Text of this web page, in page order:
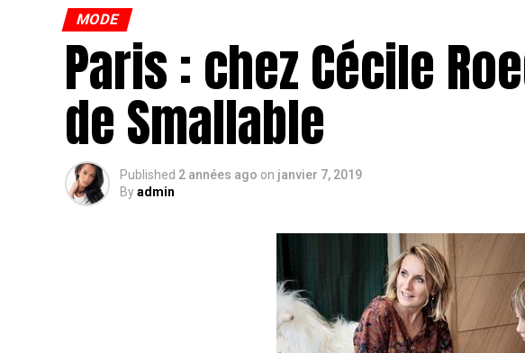
MODE
Paris : chez Cécile
de Smallable
Published 2 années ago on janvier 7, 2019
Byadmin